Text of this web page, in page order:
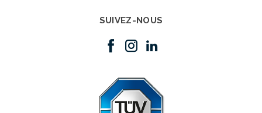
SUIVEZ-NOUS